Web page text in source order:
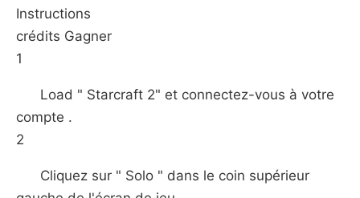
Instructions
crédits Gagner
1
Load " Starcraft 2" et connectez-vous à votre
compte .
2
Cliquez sur " Solo " dans le coin supérieur